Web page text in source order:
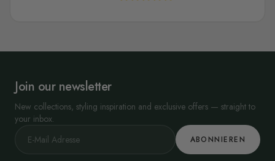
Join our newsletter
New collections, styling inspiration and exclusive offers — straight to
your inbox.
ABONNIEREN